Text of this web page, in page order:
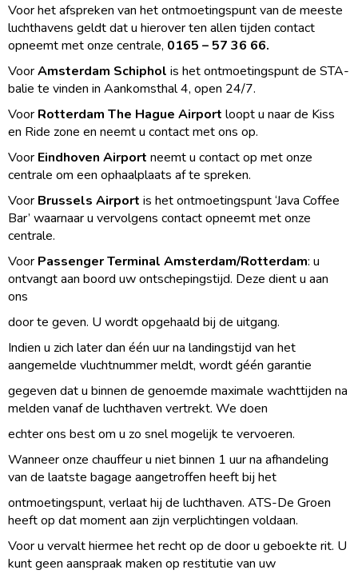
Voor het afspreken van het ontmoetingspunt van de meeste
luchthavens geldt dat u hierover ten allen tijden contact
opneemt met onze centrale, 0165 – 57 36 66.
VoorAmsterdam Schiphol is het ontmoetingspunt de STA-
balie te vinden in Aankomsthal 4, open 24/7.
Voor Rotterdam The Hague Airport loopt u naar de Kiss
en Ride zone en neemt u contact met ons op.
Voor Eindhoven Airport neemt u contact op met onze
centrale om een ophaalplaats af te spreken.
Voor Brussels Airport is het ontmoetingspunt ‘Java Coffee
Bar’ waarnaar u vervolgens contact opneemt met onze
centrale.
Voor Passenger Terminal Amsterdam/Rotterdam: u
ontvangt aan boord uw ontschepingstijd. Deze dient u aan
ons
door te geven. U wordt opgehaald bij de uitgang.
Indien u zich later dan één uur na landingstijd van het
aangemelde vluchtnummer meldt, wordt géén garantie
gegeven dat u binnen de genoemde maximale wachttijden na
melden vanaf de luchthaven vertrekt. We doen
echter ons best om u zo snel mogelijk te vervoeren.
Wanneer onze chauffeur u niet binnen 1 uur na afhandeling
van de laatste bagage aangetroffen heeft bij het
ontmoetingspunt, verlaat hij de luchthaven. ATS-De Groen
heeft op dat moment aan zijn verplichtingen voldaan.
Voor u vervalt hiermee het recht op de door u geboekte rit. U
kunt geen aanspraak maken op restitutie van uw